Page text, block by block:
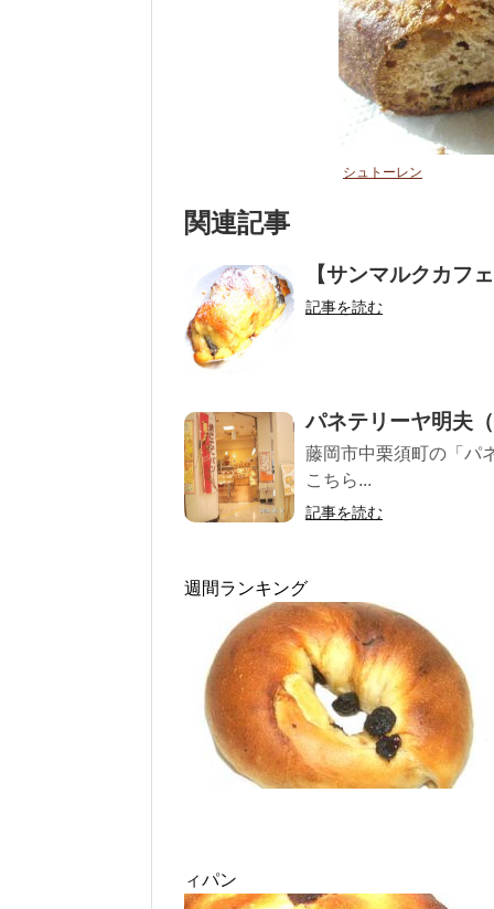
シュトーレン
関連記事
【サンマルクカ
記事を読む
パネテリーヤ明夫
藤岡市中栗須町の「パ
こちら...
記事を読む
週間ランキング
ィパン